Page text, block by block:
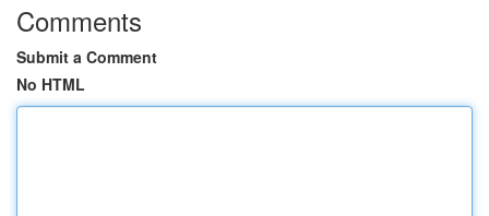
Comments
Submit a Comment
No HTML